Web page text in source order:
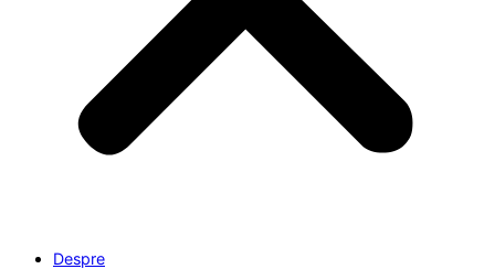
Despre